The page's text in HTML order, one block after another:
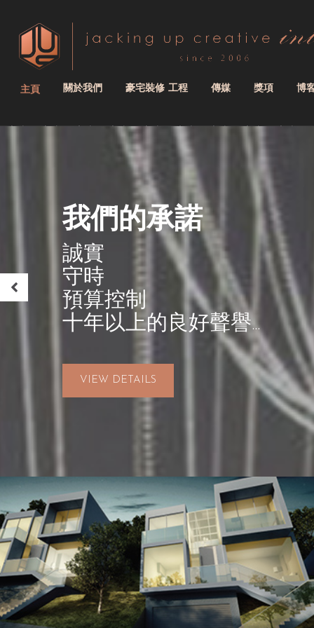
關於我們 豪宅裝修 工程 傳媒 獎項 博
我們的承諾
誠實
守時
預算控制
十年以上的良好聲譽...
VIEW DETAILS